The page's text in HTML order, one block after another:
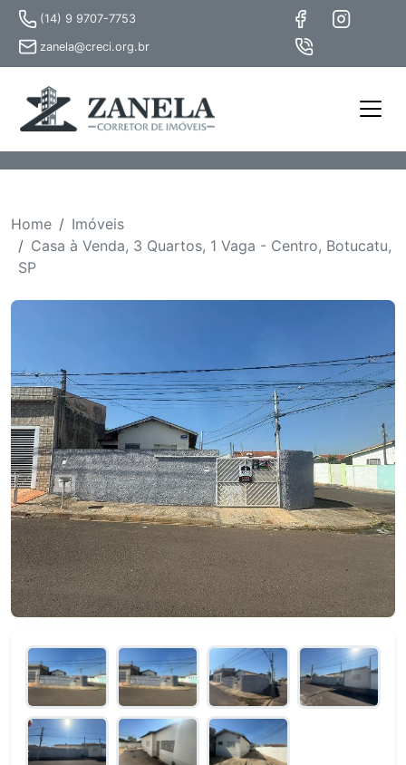
(14) 9 9707-7753
zanela@creci.org.br
Home
Imóveis
Casa à Venda, 3 Quartos, 1 Vaga - Centro, Botucatu,
SP